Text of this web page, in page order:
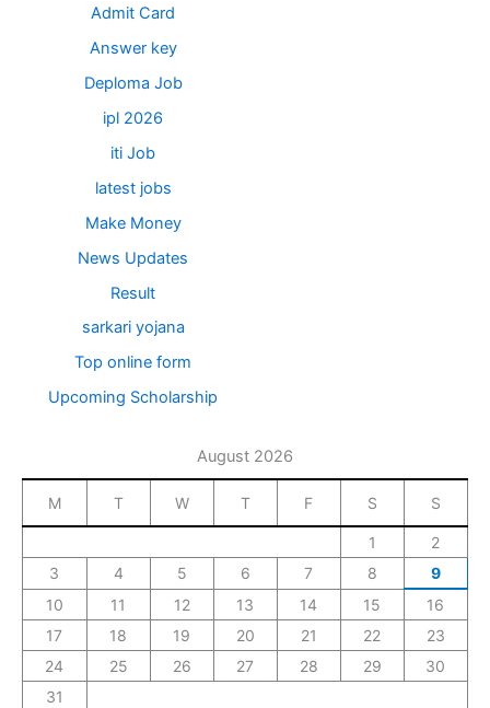
Admit Card
Answer key
Deploma Job
ipl 2026
iti Job
latest jobs
Make Money
News Updates
Result
sarkari yojana
Top online form
Upcoming Scholarship
August 2026
M T W T F S S
1
2
3
4 5 6 7 8
9
10
11 12 13 14 15
16
17
18 19 20 21 22
23
24
25 26 27 28 29
30
31